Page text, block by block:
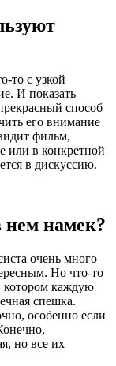
то с узкой
И показать
способ
его внимание
фильм,
или в конкретной
в дискуссию.
намек?
очень много
Но что-то
котором каждую
спешка.
особенно если
но все их